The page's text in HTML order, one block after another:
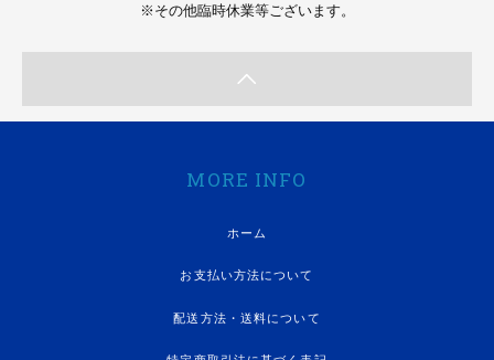
※その他臨時休業等ございます。
MORE INFO
ホーム
お支払い方法について
配送方法・送料について